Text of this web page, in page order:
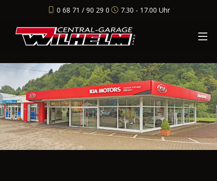
0 68 71 / 90 29 0 7.30 - 17.00 Uhr